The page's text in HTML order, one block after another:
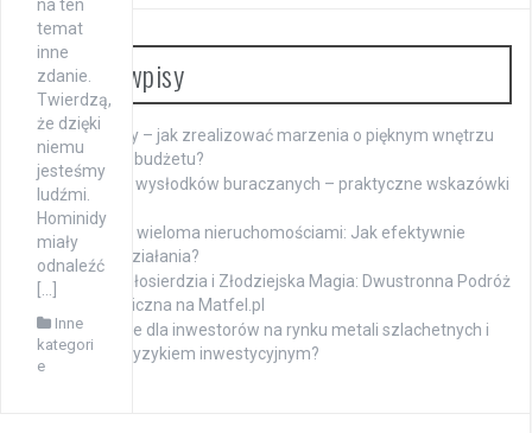
na ten
temat
inne
zdanie.
Twierdzą,
że dzięki
niemu
jesteśmy
ludźmi.
Hominidy
miały
odnaleźć
[…]
Inne
kategori
e
Ostatnie wpisy
Meble na raty – jak zrealizować marzenia o pięknym wnętrzu
bez obciążania budżetu?
Namaczanie wysłodków buraczanych – praktyczne wskazówki
dla hodowców
Zarządzanie wieloma nieruchomościami: Jak efektywnie
koordynować działania?
Mistyczka Miłosierdzia i Złodziejska Magia: Dwustronna Podróż
Duchowa i Magiczna na Matfel.pl
Jakie są opcje dla inwestorów na rynku metali szlachetnych i
jak zarządzać ryzykiem inwestycyjnym?